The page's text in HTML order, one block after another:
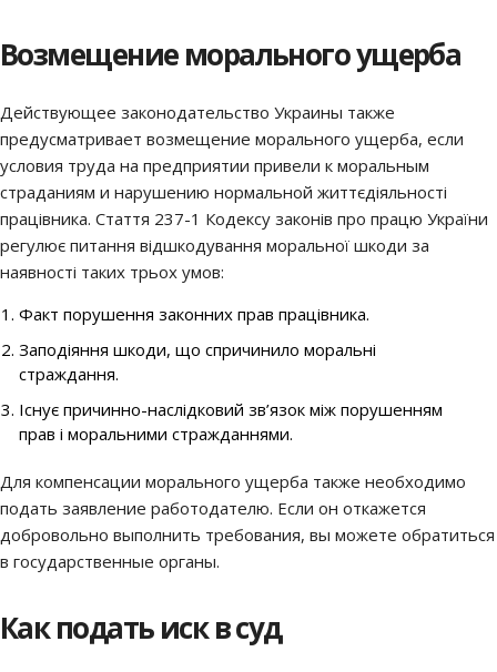
Возмещение морального ущерба
Действующее законодательство Украины также
предусматривает возмещение морального ущерба, если
условия труда на предприятии привели к моральным
страданиям и нарушению нормальной життєдіяльності
працівника. Стаття 237-1 Кодексу законів про працю України
регулює питання відшкодування моральної шкоди за
наявності таких трьох умов:
Факт порушення законних прав працівника.
Заподіяння шкоди, що спричинило моральні
страждання.
Існує причинно-наслідковий зв’язок між порушенням
прав і моральними стражданнями.
Для компенсации морального ущерба также необходимо
подать заявление работодателю. Если он откажется
добровольно выполнить требования, вы можете обратиться
в государственные органы.
Как подать иск в суд